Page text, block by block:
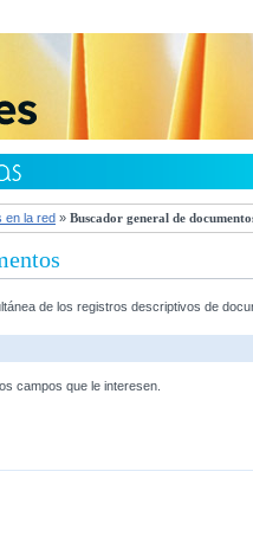
en la red » Buscador general de
de los registros descriptivos de
campos que le interesen.